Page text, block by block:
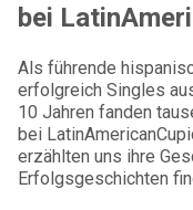
bei
Als führende
erfolgreich Singles
10 Jahren fanden
bei
erzählten uns ihre
Erfolgsgeschichten